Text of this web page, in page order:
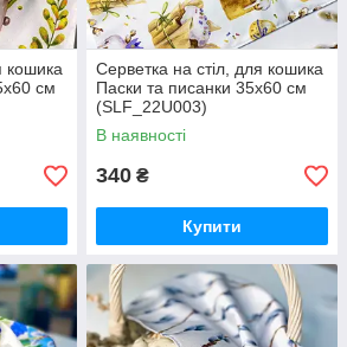
кошика
см
Серветка на стіл, для кошика
Паски та писанки 35x60 см
(SLF_22U003)
В наявності
340 ₴
Купити